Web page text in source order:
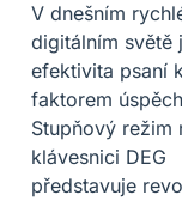
V dnešním
digitálním světě
efektivita psaní
faktorem
Stupňový režim
klávesnici DEG
představuje